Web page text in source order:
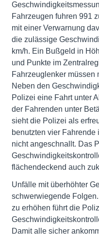
Fahrzeugen fuhren 991
mit einer Verwarnung
die zulässige
km/h. Ein Bußgeld in
und Punkte im
Fahrzeuglenker müssen
Neben den
Polizei eine Fahrt unter
der Fahrenden unter
sieht die Polizei als
benutzten vier
nicht angeschnallt. Das
flächendeckend auch
Unfälle mit überhöhter
schwerwiegende
zu erhöhen führt die
Damit alle sicher